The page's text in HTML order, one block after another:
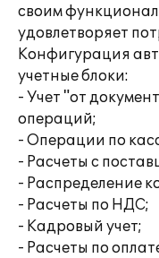
своим
удовлетворяет
Конфигурация
учетные блоки:
- Учет "от
операций;
- Операции по
- Расчеты с
- Распределение
- Расчеты по НДС;
- Кадровый учет;
- Расчеты по